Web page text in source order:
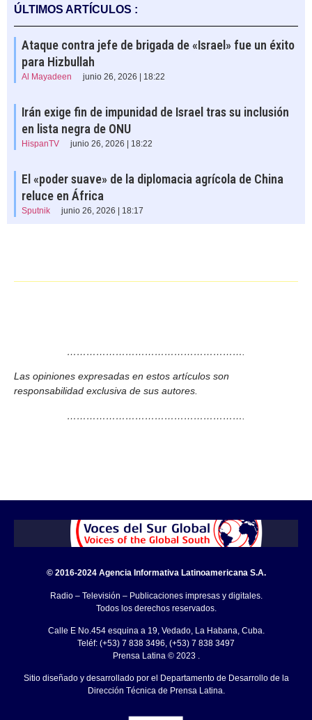
ÚLTIMOS ARTÍCULOS :
Ataque contra jefe de brigada de «Israel» fue un éxito
para Hizbullah
Al Mayadeen junio 26, 2026 | 18:22
Irán exige fin de impunidad de Israel tras su inclusión
en lista negra de ONU
HispanTV junio 26, 2026 | 18:22
El «poder suave» de la diplomacia agrícola de China
reluce en África
Sputnik junio 26, 2026 | 18:17
……………………………………………….
Las opiniones expresadas en estos artículos son
responsabilidad exclusiva de sus autores.
……………………………………………….
© 2016-2024 Agencia Informativa Latinoamericana S.A.
Radio – Televisión – Publicaciones impresas y digitales.
Todos los derechos reservados.
Calle E No.454 esquina a 19, Vedado, La Habana, Cuba.
Teléf: (+53) 7 838 3496, (+53) 7 838 3497
Prensa Latina © 2023 .
Sitio diseñado y desarrollado por el Departamento de Desarrollo de la
Dirección Técnica de Prensa Latina.